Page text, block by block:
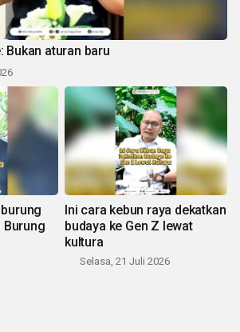
Bukan aturan baru
Burung
Ini cara kebun raya dekatkan
budaya ke Gen Z lewat
kultura
Selasa, 21 Juli 2026